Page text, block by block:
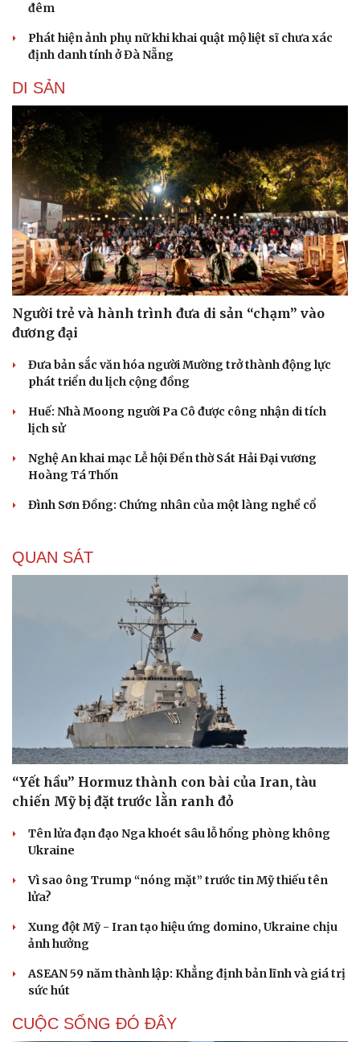
Văn hóa
Sân khấu - Điện ảnh
Văn học
Di sản
Nghệ sĩ
Du lịch
Tư vấn
check-in
Podcast
Câu chuyện thời sự
Cửa sổ tình yêu
đêm
Phát hiện ảnh phụ nữ khi khai quật mộ liệt sĩ chưa xác
định danh tính ở Đà Nẵng
DI SẢN
Người trẻ và hành trình đưa di sản “chạm” vào
đương đại
Đưa bản sắc văn hóa người Mường trở thành động lực
phát triển du lịch cộng đồng
Huế: Nhà Moong người Pa Cô được công nhận di tích
lịch sử
Nghệ An khai mạc Lễ hội Đền thờ Sát Hải Đại vương
Hoàng Tá Thốn
Đình Sơn Đồng: Chứng nhân của một làng nghề cổ
QUAN SÁT
“Yết hầu” Hormuz thành con bài của Iran, tàu
chiến Mỹ bị đặt trước lằn ranh đỏ
Tên lửa đạn đạo Nga khoét sâu lỗ hổng phòng không
Ukraine
Vì sao ông Trump “nóng mặt” trước tin Mỹ thiếu tên
lửa?
Xung đột Mỹ - Iran tạo hiệu ứng domino, Ukraine chịu
ảnh hưởng
ASEAN 59 năm thành lập: Khẳng định bản lĩnh và giá trị
sức hút
CUỘC SỐNG ĐÓ ĐÂY